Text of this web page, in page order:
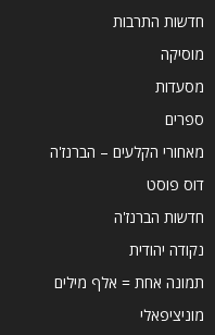
חדשות התרבות
מוסיקה
מסעדות
ספרים
מאחורי הקלעים – הברנז'ה
דוס פוסט
חדשות הברנז'ה
נקודה יהודית
תמונה אחת = אלף מילים
מוניציפאלי